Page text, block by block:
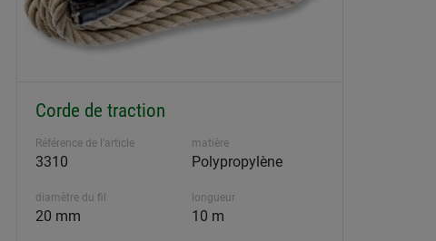
Corde de traction
Référence de l'article
3310
matière
Polypropylène
diamètre du fil
20 mm
longueur
10 m